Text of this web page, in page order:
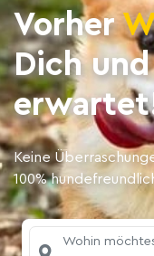
Vorher
Dich
Keine
100%
Wohin